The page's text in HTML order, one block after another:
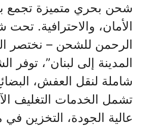
شحن بحري متميزة تجمع
الأمان، والاحترافية. تحت
الرحمن للشحن – نختصر
المدينة إلى لبنان”، توفر
شاملة لنقل العفش،
تشمل الخدمات التغليف
عالية الجودة، التخزين